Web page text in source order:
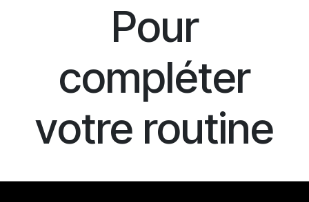
Pour
compléter
votre routine